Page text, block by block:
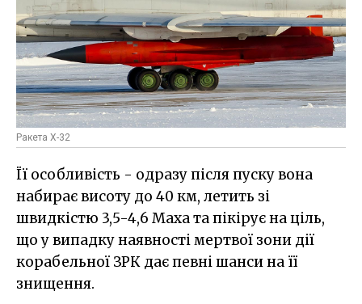
Ракета Х-32
Її особливість - одразу після пуску вона
набирає висоту до 40 км, летить зі
швидкістю 3,5-4,6 Маха та пікірує на ціль,
що у випадку наявності мертвої зони дії
корабельної ЗРК дає певні шанси на її
знищення.